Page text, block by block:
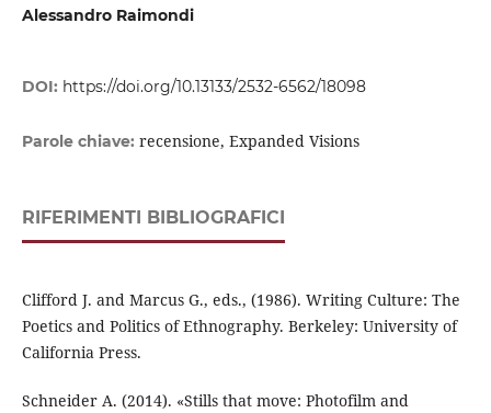
Alessandro Raimondi
DOI: https://doi.org/10.13133/2532-6562/18098
Parole chiave: recensione, Expanded Visions
RIFERIMENTI BIBLIOGRAFICI
Clifford J. and Marcus G., eds., (1986). Writing Culture: The
Poetics and Politics of Ethnography. Berkeley: University of
California Press.
Schneider A. (2014). «Stills that move: Photofilm and